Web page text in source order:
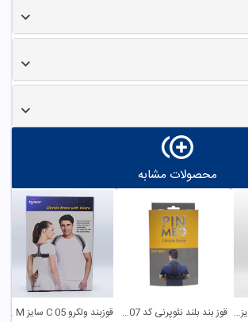
محصولات مشابه
قوزبند ولکرو کد 7005 سایز XL پین مد قوز بند بلند نئوپرنی کد 7007 سایز M پین مد قوزبند ولکرو C 05 سایز M تینور